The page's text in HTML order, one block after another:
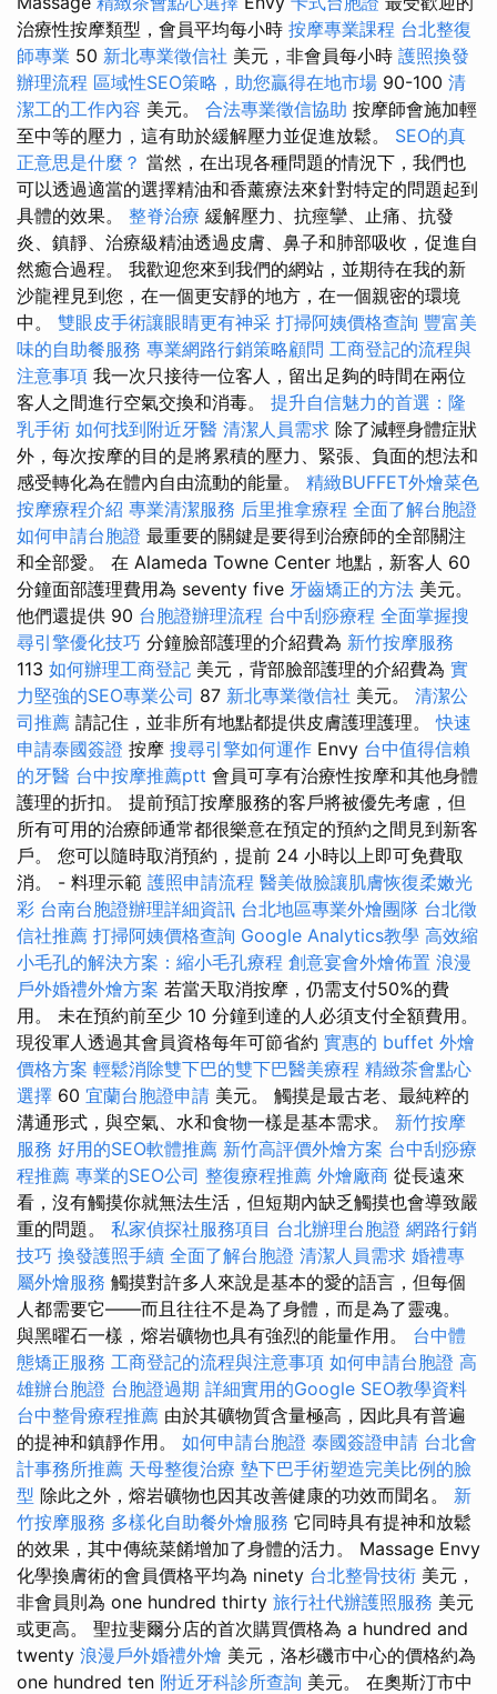
治療性按摩類型，會員平均每小時 按摩專業課程 台北整復
師專業 50 新北專業徵信社 美元，非會員每小時 護照換發
辦理流程 區域性SEO策略，助您贏得在地市場 90-100 清
潔工的工作內容 美元。 合法專業徵信協助 按摩師會施加輕
至中等的壓力，這有助於緩解壓力並促進放鬆。 SEO的真
正意思是什麼？ 當然，在出現各種問題的情況下，我們也
可以透過適當的選擇精油和香薰療法來針對特定的問題起到
具體的效果。 整脊治療 緩解壓力、抗痙攣、止痛、抗發
炎、鎮靜、治療級精油透過皮膚、鼻子和肺部吸收，促進自
然癒合過程。 我歡迎您來到我們的網站，並期待在我的新
沙龍裡見到您，在一個更安靜的地方，在一個親密的環境
中。 雙眼皮手術讓眼睛更有神采 打掃阿姨價格查詢 豐富美
味的自助餐服務 專業網路行銷策略顧問 工商登記的流程與
注意事項 我一次只接待一位客人，留出足夠的時間在兩位
客人之間進行空氣交換和消毒。 提升自信魅力的首選：隆
乳手術 如何找到附近牙醫 清潔人員需求 除了減輕身體症狀
外，每次按摩的目的是將累積的壓力、緊張、負面的想法和
感受轉化為在體內自由流動的能量。 精緻BUFFET外燴菜色
按摩療程介紹 專業清潔服務 后里推拿療程 全面了解台胞證
如何申請台胞證 最重要的關鍵是要得到治療師的全部關注
和全部愛。 在 Alameda Towne Center 地點，新客人 60
分鐘面部護理費用為 seventy five 牙齒矯正的方法 美元。
他們還提供 90 台胞證辦理流程 台中刮痧療程 全面掌握搜
尋引擎優化技巧 分鐘臉部護理的介紹費為 新竹按摩服務
113 如何辦理工商登記 美元，背部臉部護理的介紹費為 實
力堅強的SEO專業公司 87 新北專業徵信社 美元。 清潔公
司推薦 請記住，並非所有地點都提供皮膚護理護理。快速
申請泰國簽證 按摩 搜尋引擎如何運作 Envy 台中值得信賴
的牙醫 台中按摩推薦ptt 會員可享有治療性按摩和其他身體
護理的折扣。 提前預訂按摩服務的客戶將被優先考慮，但
所有可用的治療師通常都很樂意在預定的預約之間見到新客
戶。 您可以隨時取消預約，提前 24 小時以上即可免費取
消。 - 料理示範 護照申請流程 醫美做臉讓肌膚恢復柔嫩光
彩 台南台胞證辦理詳細資訊 台北地區專業外燴團隊 台北徵
信社推薦 打掃阿姨價格查詢 Google Analytics教學 高效縮
小毛孔的解決方案：縮小毛孔療程 創意宴會外燴佈置 浪漫
戶外婚禮外燴方案 若當天取消按摩，仍需支付50%的費
用。 未在預約前至少 10 分鐘到達的人必須支付全額費用。
現役軍人透過其會員資格每年可節省約 實惠的 buffet 外燴
價格方案 輕鬆消除雙下巴的雙下巴醫美療程 精緻茶會點心
選擇 60 宜蘭台胞證申請 美元。 觸摸是最古老、最純粹的
溝通形式，與空氣、水和食物一樣是基本需求。 新竹按摩
服務 好用的SEO軟體推薦 新竹高評價外燴方案 台中刮痧療
程推薦 專業的SEO公司 整復療程推薦 外燴廠商 從長遠來
看，沒有觸摸你​​就無法生活，但短期內缺乏觸摸也會導致嚴
重的問題。 私家偵探社服務項目 台北辦理台胞證 網路行銷
技巧 換發護照手續 全面了解台胞證 清潔人員需求 婚禮專
屬外燴服務 觸摸對許多人來說是基本的愛的語言，但每個
人都需要它——而且往往不是為了身體，而是為了靈魂。
與黑曜石一樣，熔岩礦物也具有強烈的能量作用。 台中體
態矯正服務 工商登記的流程與注意事項 如何申請台胞證 高
雄辦台胞證 台胞證過期 詳細實用的Google SEO教學資料
台中整骨療程推薦 由於其礦物質含量極高，因此具有普遍
的提神和鎮靜作用。 如何申請台胞證 泰國簽證申請 台北會
計事務所推薦 天母整復治療 墊下巴手術塑造完美比例的臉
型 除此之外，熔岩礦物也因其改善健康的功效而聞名。 新
竹按摩服務 多樣化自助餐外燴服務 它同時具有提神和放鬆
的效果，其中傳統菜餚增加了身體的活力。 Massage Envy
化學換膚術的會員價格平均為 ninety 台北整骨技術 美元，
非會員則為 one hundred thirty 旅行社代辦護照服務 美元
或更高。 聖拉斐爾分店的首次購買價格為 a hundred and
twenty 浪漫戶外婚禮外燴 美元，洛杉磯市中心的價格約為
one hundred ten 附近牙科診所查詢 美元。 在奧斯汀市中